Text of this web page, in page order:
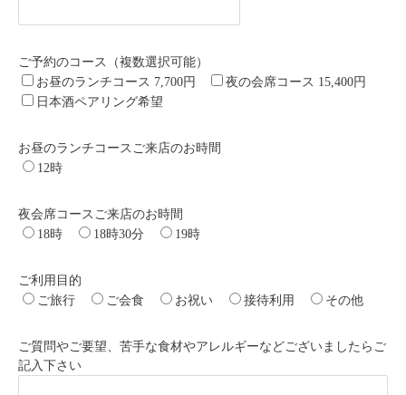
ご予約のコース（複数選択可能）
お昼のランチコース 7,700円
夜の会席コース 15,400円
日本酒ペアリング希望
お昼のランチコースご来店のお時間
12時
夜会席コースご来店のお時間
18時
18時30分 19時
ご利用目的
ご旅行
ご会食 お祝い 接待利用 その他
ご質問やご要望、苦手な食材やアレルギーなどございましたらご
記入下さい